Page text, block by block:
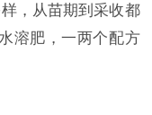
，从苗期到采收都
溶肥，一两个配方